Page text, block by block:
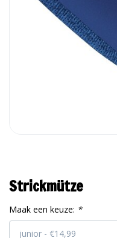
Strickmütze
Maak een keuze: *